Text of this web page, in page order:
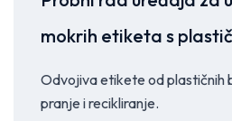
mokrih etiketa s
Odvojiva etikete od plastičnih
pranje i recikliranje.